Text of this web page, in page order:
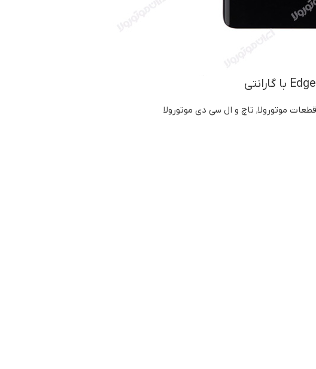
قطعات موتورولا, تاچ و ال سی دی موتورولا